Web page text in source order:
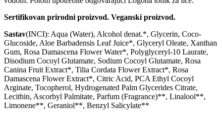
Sertifikovan prirodni proizvod. Veganski proizvod.
Sastav(INCI): Aqua (Water), Alcohol denat.*, Glycerin, Coco-
Glucoside, Aloe Barbadensis Leaf Juice*, Glyceryl Oleate, Xanthan
Gum, Rosa Damascena Flower Water*, Polyglyceryl-10 Laurate,
Disodium Cocoyl Glutamate, Sodium Cocoyl Glutamate, Rosa
Canina Fruit Extract*, Tilia Cordata Flower Extract*, Rosa
Damascena Flower Extract*, Citric Acid, PCA Ethyl Cocoyl
Arginate, Tocopherol, Hydrogenated Palm Glycerides Citrate,
Lecithin, Ascorbyl Palmitate, Parfum (Fragrance)**, Linalool**,
Limonene**, Geraniol**, Benzyl Salicylate**